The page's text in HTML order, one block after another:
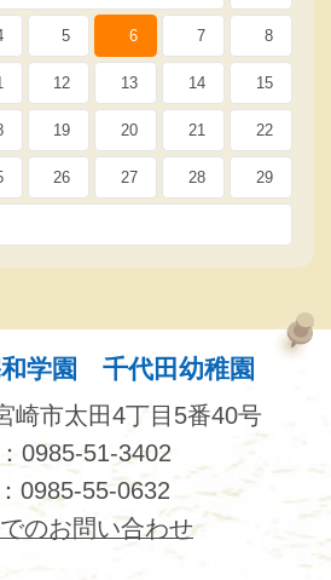
5 6 7 8
12 13 14 15
19 20 21 22
26 27 28 29
学園 千代田幼稚園
崎市太田4丁目5番40号
0985-51-3402
0985-55-0632
のお問い合わせ